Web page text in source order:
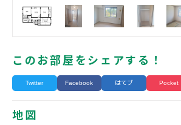
このお部屋をシェアする！
Twitter Facebook はてブ Pocket
地図